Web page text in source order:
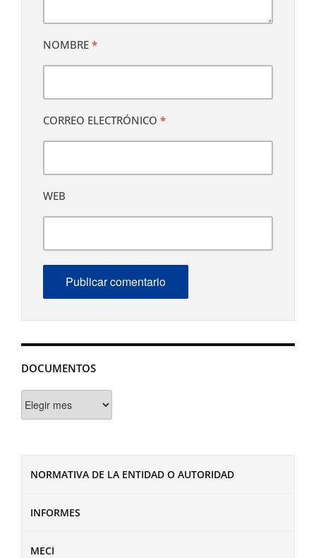
DOCUMENTOS
NORMATIVA DE LA ENTIDAD O AUTORIDAD
INFORMES
MECI
NOMBRE *
CORREO ELECTRÓNICO *
WEB